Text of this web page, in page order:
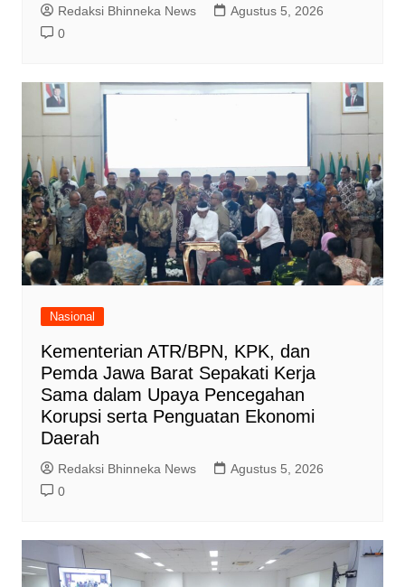
Redaksi Bhinneka News
Agustus 5, 2026
0
Nasional
Kementerian ATR/BPN, KPK, dan
Pemda Jawa Barat Sepakati Kerja
Sama dalam Upaya Pencegahan
Korupsi serta Penguatan Ekonomi
Daerah
Redaksi Bhinneka News
Agustus 5, 2026
0